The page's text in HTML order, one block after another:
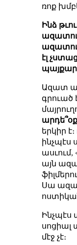
ռոք
Ինձ
էլ
Ազատ
երկիր
ինչպէս
ասւում,
այն
Սա
Ինչպէս
մէջ չէ։